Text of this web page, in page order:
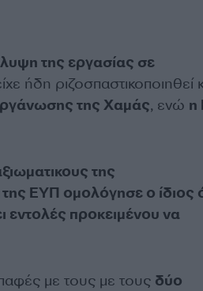
της εργασίας σε
ήδη ριζοσπαστικοποιηθεί
της Χαμάς, ενώ η
της
ΕΥΠ ομολόγησε ο ίδιος
εντολές προκειμένου να
με τους με τους δύο